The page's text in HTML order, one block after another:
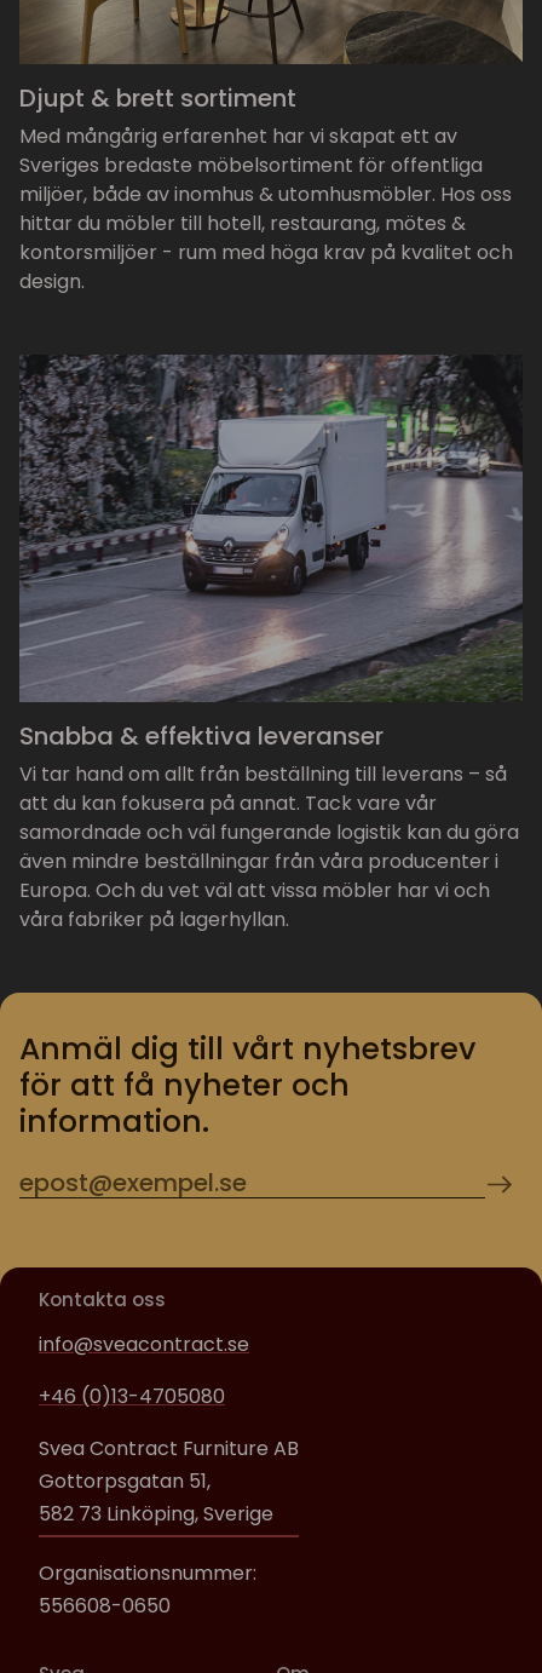
Djupt & brett sortiment
Med mångårig erfarenhet har vi skapat ett av
Sveriges bredaste möbelsortiment för offentliga
miljöer, både av inomhus & utomhusmöbler. Hos oss
hittar du möbler till hotell, restaurang, mötes &
kontorsmiljöer - rum med höga krav på kvalitet och
design.
Snabba & effektiva leveranser
Vi tar hand om allt från beställning till leverans – så
att du kan fokusera på annat. Tack vare vår
samordnade och väl fungerande logistik kan du göra
även mindre beställningar från våra producenter i
Europa. Och du vet väl att vissa möbler har vi och
våra fabriker på lagerhyllan.
Anmäl dig till vårt nyhetsbrev
för att få nyheter och
information.
Kontakta oss
info@sveacontract.se
+46 (0)13-4705080
Svea Contract Furniture AB
Gottorpsgatan 51,
582 73 Linköping, Sverige
Organisationsnummer:
556608-0650